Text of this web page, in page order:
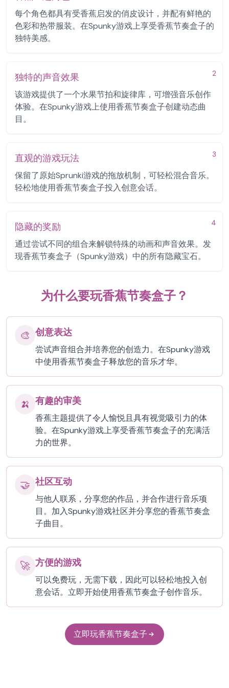
每个角色都具有受香蕉启发的俏皮设计，并配有鲜艳的
色彩和热带服装。在Spunky游戏上享受香蕉节奏盒子的
独特美感。
2
独特的声音效果
该游戏提供了一个水果节拍和旋律库，可增强音乐创作
体验。在Spunky游戏上使用香蕉节奏盒子创建动态曲
目。
3
直观的游戏玩法
保留了原始Sprunki游戏的拖放机制，可轻松混合音乐。
轻松地使用香蕉节奏盒子投入创意会话。
4
隐藏的奖励
通过尝试不同的组合来解锁特殊的动画和声音效果。发
现香蕉节奏盒子（Spunky游戏）中的所有隐藏宝石。
为什么要玩香蕉节奏盒子？
🎨 创意表达
尝试声音组合并培养您的创造力。在Spunky游戏
中使用香蕉节奏盒子释放您的音乐才华。
🍌 有趣的审美
香蕉主题提供了令人愉悦且具有视觉吸引力的体
验。在Spunky游戏上享受香蕉节奏盒子的充满活
力的世界。
🤝 社区互动
与他人联系，分享您的作品，并合作进行音乐项
目。加入Spunky游戏社区并分享您的香蕉节奏盒
子曲目。
🚀 方便的游戏
可以免费玩，无需下载，因此可以轻松地投入创
意会话。立即开始使用香蕉节奏盒子创作音乐。
立即玩香蕉节奏盒子